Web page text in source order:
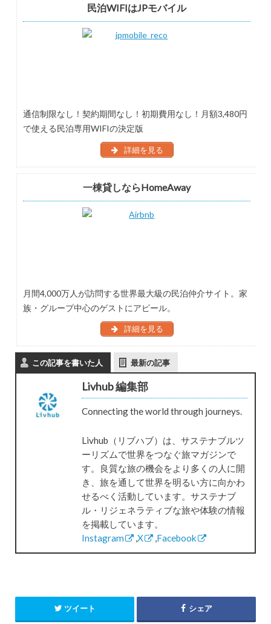
民泊WIFIはJPモバイル
通信制限なし！契約期間なし！初期費用なし！月額3,480円
で使える民泊専用WIFIの決定版
詳細を見る
一棟貸しならHomeAway
月間4,000万人が訪問する世界最大級の民泊仲介サイト。家
族・グループ中心のゲストにアピール。
詳細を見る
この記事を書いた人 最新の記事
Livhub 編集部
Connecting the world through journeys.
Livhub（リブハブ）は、サステナブルツ
ーリズムで世界をつなぐ旅マガジンで
す。良質な旅の機会をより多くの人に開
き、旅を通して世界を明るい方に向かわ
せるべく活動しています。サステナブ
ル・リジェネラティブな旅や体験の情報
を掲載しています。
Instagram
,X ,Facebook
ツイート シェア